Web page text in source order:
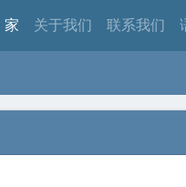
家 (current)
关于我们 联系我们